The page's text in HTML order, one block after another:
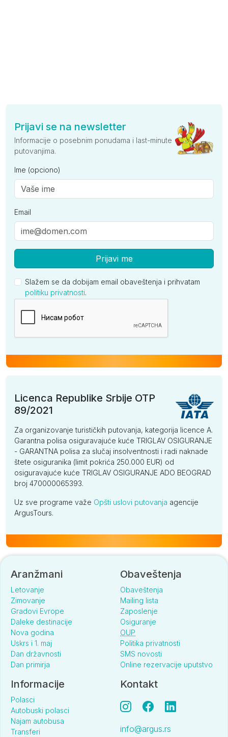
Prijavi se na newsletter
Informacije o posebnim ponudama i last-minute
putovanjima.
Ime (opciono)
Email
Prijavi me
Slažem se da dobijam email obaveštenja i prihvatam
politiku privatnosti.
Licenca Republike Srbije OTP
89/2021
Za organizovanje turističkih putovanja, kategorija licence A.
Garantna polisa osiguravajuće kuće TRIGLAV OSIGURANJE
- GARANTNA polisa za slučaj insolventnosti i radi naknade
štete osiguranika (limit pokrića 250.000 EUR) od
osiguravajuće kuće TRIGLAV OSIGURANJE ADO BEOGRAD
broj 470000065393.
Uz sve programe važe Opšti uslovi putovanja agencije
ArgusTours.
Aranžmani
Letovanje
Zimovanje
Gradovi Evrope
Daleke destinacije
Nova godina
Uskrs i 1. maj
Dan državnosti
Dan primirja
Obaveštenja
Obaveštenja
Mailing lista
Zaposlenje
Osiguranje
OUP
Politika privatnosti
SMS novosti
Online rezervacije uputstvo
Informacije
Polasci
Autobuski polasci
Najam autobusa
Transferi
Kontakt
info@argus.rs